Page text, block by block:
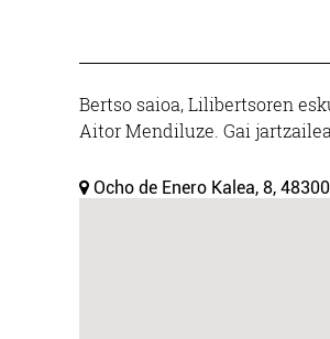
Bertso saioa, Lilibertsoren
Aitor Mendiluze. Gai
Ocho de Enero Kalea, 8,